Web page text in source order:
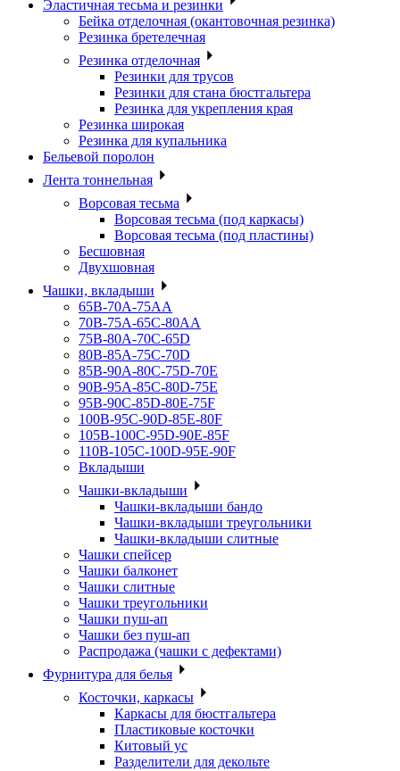
Эластичная тесьма и резинки
Бейка отделочная (окантовочная резинка)
Резинка бретелечная
Резинка отделочная
Резинки для трусов
Резинки для стана бюстгальтера
Резинка для укрепления края
Резинка широкая
Резинка для купальника
Бельевой поролон
Лента тоннельная
Ворсовая тесьма
Ворсовая тесьма (под каркасы)
Ворсовая тесьма (под пластины)
Бесшовная
Двухшовная
Чашки, вкладыши
65B-70A-75АА
70В-75А-65С-80АА
75В-80А-70С-65D
80В-85А-75С-70D
85В-90А-80С-75D-70E
90B-95A-85C-80D-75E
95B-90C-85D-80E-75F
100B-95C-90D-85E-80F
105B-100C-95D-90E-85F
110B-105C-100D-95E-90F
Вкладыши
Чашки-вкладыши
Чашки-вкладыши бандо
Чашки-вкладыши треугольники
Чашки-вкладыши слитные
Чашки спейсер
Чашки балконет
Чашки слитные
Чашки треугольники
Чашки пуш-ап
Чашки без пуш-ап
Распродажа (чашки с дефектами)
Фурнитура для белья
Косточки, каркасы
Каркасы для бюстгальтера
Пластиковые косточки
Китовый ус
Разделители для декольте